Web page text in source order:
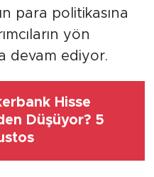
para politikasına
yön
devam ediyor.
Hisse
Düşüyor? 5